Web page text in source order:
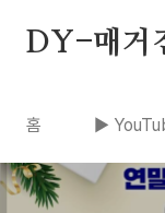
DY-매거
홈 ▶